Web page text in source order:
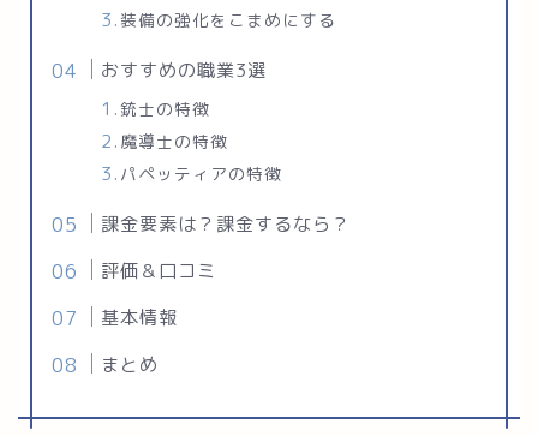
装備の強化をこまめにする
おすすめの職業3選
銃士の特徴
魔導士の特徴
パペッティアの特徴
課金要素は？課金するなら？
評価＆口コミ
基本情報
まとめ